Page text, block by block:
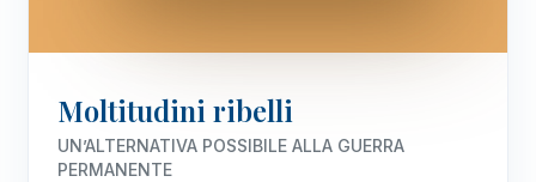
Moltitudini ribelli
UN’ALTERNATIVA POSSIBILE ALLA GUERRA
PERMANENTE